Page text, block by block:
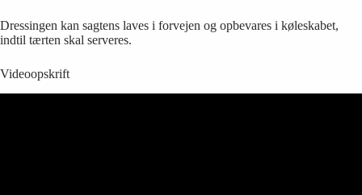
Dressingen kan sagtens laves i forvejen og opbevares i køleskabet,
indtil tærten skal serveres.
Videoopskrift